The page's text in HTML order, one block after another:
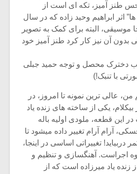
طنز آمیز، تکه ای است از
اثر ابراهیم وحید زاده که در سال
موسیقی، البته برای کمک به تصویر
آن نیز کار کرد طنز آمیز خود
دخترک محصل و توجه حمید جبلی
با تنبک!)
عالی ترین نمونه تا امروز، در
یکی از ساخته های زنده یاد
این قطعه، ملودی اولیه باله
آرام آرام تغییر داده میشود تا
تغییراتی اساسی در اینجا،
اجراست. آهنگسازی و تنظیم و
زنده یاد میرزاده است که از